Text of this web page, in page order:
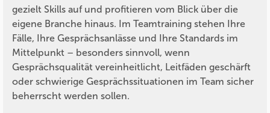
gezielt Skills auf und profitieren vom Blick über die
eigene Branche hinaus. Im Teamtraining stehen Ihre
Fälle, Ihre Gesprächsanlässe und Ihre Standards im
Mittelpunkt – besonders sinnvoll, wenn
Gesprächsqualität vereinheitlicht, Leitfäden geschärft
oder schwierige Gesprächssituationen im Team sicher
beherrscht werden sollen.